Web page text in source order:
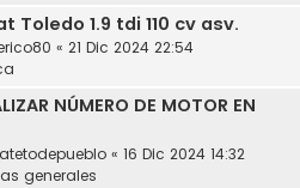
Toledo 1.9 tdi 110 cv asv.
« 21 Dic 2024 22:54
NÚMERO DE MOTOR EN
« 16 Dic 2024 14:32
generales